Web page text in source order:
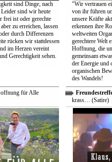
sind Dinge, nach
sind wir heute
frei ist oder gerechte
zu erreichen, lassen
durch Differenzen
rücken wir stattdessen
im Herzen vereint
Gerechtigkeit sehen.
"Wir vertrauen
von ihr führen
unsere Kräfte
erkennen ihre
weltweiten
gerechtere Welt
Hoffnung, die
gemeinsam
der Energie und
organischen
des Wandels!
für Alle
krass… (Satire)